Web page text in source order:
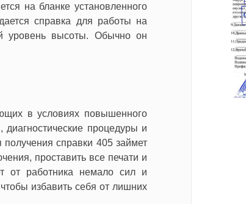
на бланке установленного
справка для работы на
уровень высоты. Обычно он
в условиях повышенного
диагностические процедуры и
справки 405 займет
проставить все печати и
от работника немало сил и
избавить себя от лишних